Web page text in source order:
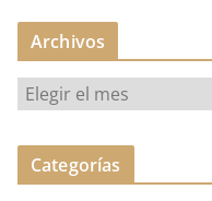
Archivos
c
Categorías